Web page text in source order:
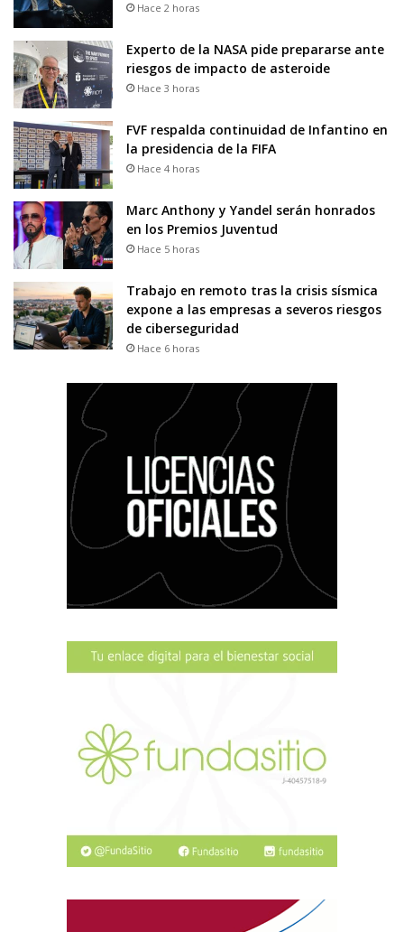
Hace 2 horas
Experto de la NASA pide prepararse ante
riesgos de impacto de asteroide
Hace 3 horas
FVF respalda continuidad de Infantino en
la presidencia de la FIFA
Hace 4 horas
Marc Anthony y Yandel serán honrados
en los Premios Juventud
Hace 5 horas
Trabajo en remoto tras la crisis sísmica
expone a las empresas a severos riesgos
de ciberseguridad
Hace 6 horas